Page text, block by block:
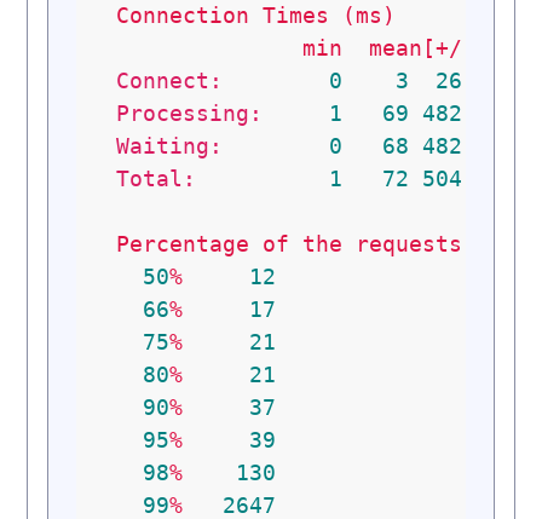
Connection Times
(ms)
min
mean[+/-sd]
Connect:
0 3
26.1
Processing:
1 69 482.3
Waiting:
0 68 482.3
Total:
1 72 504.3
Percentage of the requests
50%
12
66%
17
75%
21
80%
21
90%
37
95%
39
98%
130
99%
2647